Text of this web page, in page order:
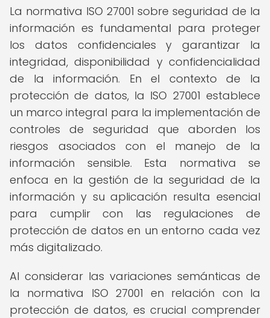
La normativa ISO 27001 sobre seguridad de la
información es fundamental para proteger
los datos confidenciales y garantizar la
integridad, disponibilidad y confidencialidad
de la información. En el contexto de la
protección de datos, la ISO 27001 establece
un marco integral para la implementación de
controles de seguridad que aborden los
riesgos asociados con el manejo de la
información sensible. Esta normativa se
enfoca en la gestión de la seguridad de la
información y su aplicación resulta esencial
para cumplir con las regulaciones de
protección de datos en un entorno cada vez
más digitalizado.
Al considerar las variaciones semánticas de
la normativa ISO 27001 en relación con la
protección de datos, es crucial comprender